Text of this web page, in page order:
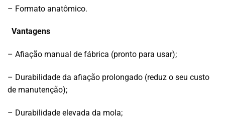
– Formato anatômico.
Vantagens
– Afiação manual de fábrica (pronto para usar);
– Durabilidade da afiação prolongado (reduz o seu custo
de manutenção);
– Durabilidade elevada da mola;